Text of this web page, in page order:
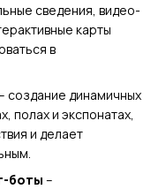
сведения, видео-
карты
в
создание динамичных
полах и экспонатах,
и делает
боты –